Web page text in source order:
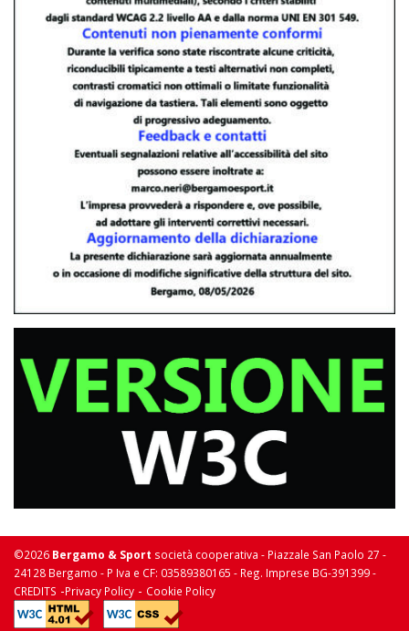
©2026 Bergamo & Sport società cooperativa - Piazzale San Paolo 27 -
24128 Bergamo - P Iva e CF: 03589380165 - Reg. Imprese BG-391399 -
CREDITS -Privacy Policy - Cookie Policy